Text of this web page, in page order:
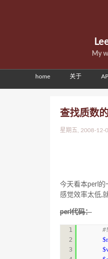
My
home 关于
查找质数
星期五, 2008-12-
今天看本perl的
感觉效率太低,
perl代码：
1
2
3